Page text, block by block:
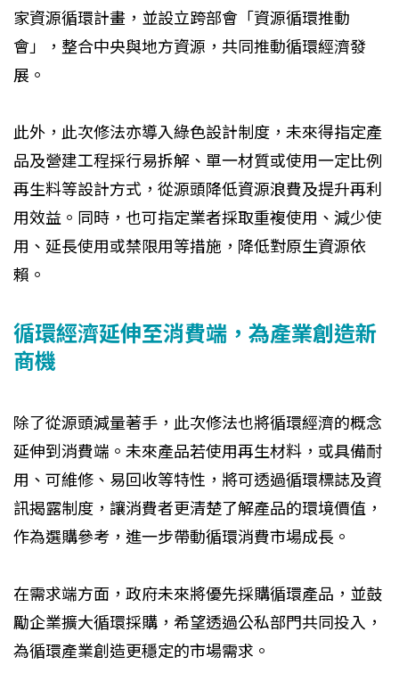
家資源循環計畫，並設立跨部會「資源循環推動
會」，整合中央與地方資源，共同推動循環經濟發
展。
此外，此次修法亦導入綠色設計制度，未來得指定產
品及營建工程採行易拆解、單一材質或使用一定比例
再生料等設計方式，從源頭降低資源浪費及提升再利
用效益。同時，也可指定業者採取重複使用、減少使
用、延長使用或禁限用等措施，降低對原生資源依
賴。
循環經濟延伸至消費端，為產業創造新
商機
除了從源頭減量著手，此次修法也將循環經濟的概念
延伸到消費端。未來產品若使用再生材料，或具備耐
用、可維修、易回收等特性，將可透過循環標誌及資
訊揭露制度，讓消費者更清楚了解產品的環境價值，
作為選購參考，進一步帶動循環消費市場成長。
在需求端方面，政府未來將優先採購循環產品，並鼓
勵企業擴大循環採購，希望透過公私部門共同投入，
為循環產業創造更穩定的市場需求。